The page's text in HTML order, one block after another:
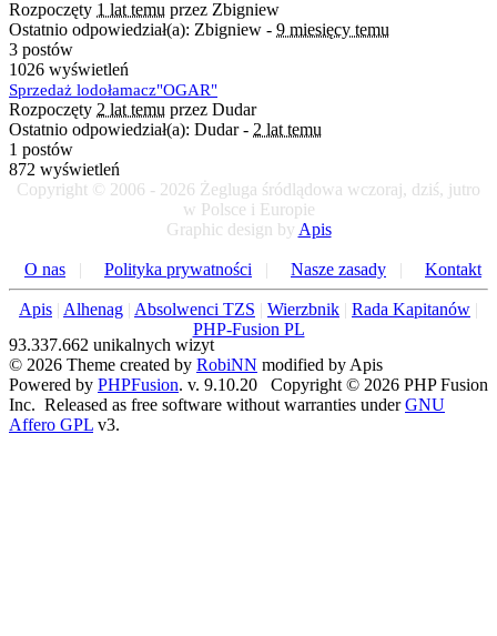
Rozpoczęty 1 lat temu przez Zbigniew
Ostatnio odpowiedział(a): Zbigniew - 9 miesięcy temu
3 postów
1026 wyświetleń
Sprzedaż lodołamacz"OGAR"
Rozpoczęty 2 lat temu przez Dudar
Ostatnio odpowiedział(a): Dudar - 2 lat temu
1 postów
872 wyświetleń
Copyright © 2006 - 2026 Żegluga śródlądowa wczoraj, dziś, jutro
w Polsce i Europie
Graphic design by Apis
O nas | Polityka prywatności | Nasze zasady | Kontakt
Apis | Alhenag | Absolwenci TZS | Wierzbnik | Rada Kapitanów |
PHP-Fusion PL
93.337.662 unikalnych wizyt
© 2026 Theme created by RobiNN modified by Apis
Powered by PHPFusion. v. 9.10.20 Copyright © 2026 PHP Fusion
Inc. Released as free software without warranties underGNU
Affero GPL v3.